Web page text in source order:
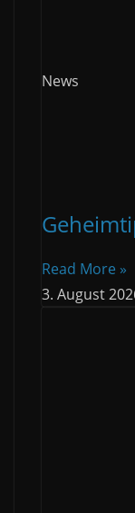
News
Read More »
3. August